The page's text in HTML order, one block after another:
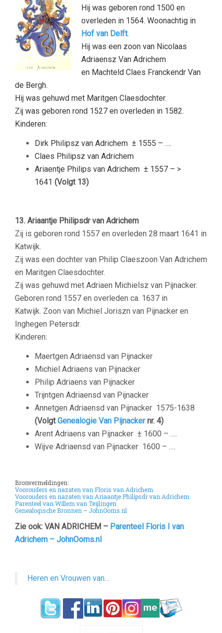
Hij was geboren rond 1500 en
overleden in 1564. Woonachtig in
Hof van Delft.
Hij was een zoon van Nicolaas
Adriaensz Van Adrichem
en Machteld Claes Franckendr Van
de Bergh.
Hij was gehuwd met Maritgen Claesdochter.
Zij was geboren rond 1527 en overleden in 1582.
Kinderen:
Dirk Philipsz van Adrichem ± 1555 – ….
Claes Philipsz van Adrichem
Ariaentje Philips van Adrichem ± 1557 – >
1641 (Volgt 13)
13. Ariaantje Philipsdr van Adrichem
Zij is geboren rond 1557 en overleden 28 maart 1641 in
Katwijk.
Zij was een dochter van Philip Claeszoon Van Adrichem
en Maritgen Claesdochter.
Zij was gehuwd met Adriaen Michielsz van Pijnacker.
Geboren rond 1557 en overleden ca. 1637 in
Katwijk. Zoon van Michiel Joriszn van Pijnacker en
Inghegen Petersdr.
Kinderen:
Maertgen Adriaensd van Pijnacker
Michiel Adriaens van Pijnacker
Philip Adriaens van Pijnacker
Trijntgen Adriaensd van Pijnacker
Annetgen Adriaensd van Pijnacker 1575-1638
(VolgtGenealogie Van Pijnackernr. 4)
Arent Adriaens van Pijnacker ± 1600 – ….
Wijve Adriaensd van Pijnacker 1600 – ….
Bronvermeldingen:
Voorouders en nazaten van Floris van Adrichem
Voorouders en nazaten van Ariaantje Philipsdr van Adrichem
Parenteel van Willem van Teijlingen
Genealogische Bronnen – JohnOoms.nl
Zie ook: VAN ADRICHEM – Parenteel Floris I van
Adrichem – JohnOoms.nl
Heren en Vrouwen van…